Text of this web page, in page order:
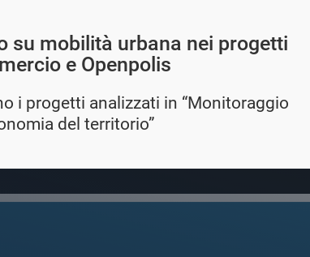
su mobilità urbana nei progetti
e Openpolis
i progetti analizzati in “Monitoraggio
del territorio”